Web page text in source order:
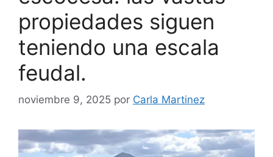
propiedades siguen
teniendo una escala
feudal.
noviembre 9, 2025 por Carla Martinez